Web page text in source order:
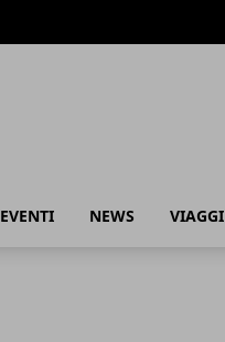
EVENTI NEWS VIAGGI